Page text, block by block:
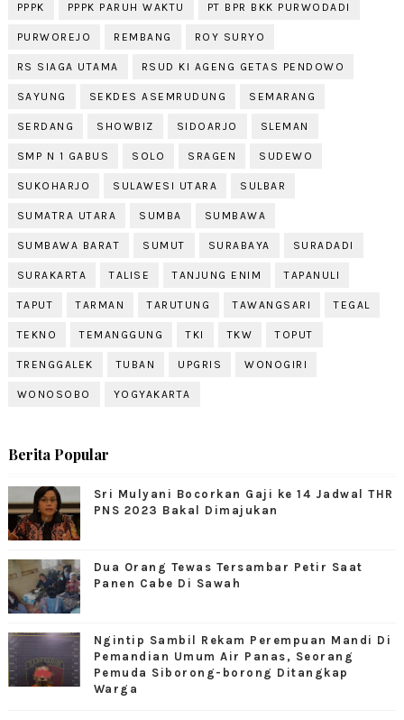
PPPK PPPK PARUH WAKTU PT BPR BKK PURWODADI
PURWOREJO REMBANG ROY SURYO
RS SIAGA UTAMA RSUD KI AGENG GETAS PENDOWO
SAYUNG SEKDES ASEMRUDUNG SEMARANG
SERDANG SHOWBIZ SIDOARJO SLEMAN
SMP N 1 GABUS SOLO SRAGEN SUDEWO
SUKOHARJO SULAWESI UTARA SULBAR
SUMATRA UTARA SUMBA SUMBAWA
SUMBAWA BARAT SUMUT SURABAYA SURADADI
SURAKARTA TALISE TANJUNG ENIM TAPANULI
TAPUT TARMAN TARUTUNG TAWANGSARI TEGAL
TEKNO TEMANGGUNG TKI TKW TOPUT
TRENGGALEK TUBAN UPGRIS WONOGIRI
WONOSOBO YOGYAKARTA
Berita Popular
Sri Mulyani Bocorkan Gaji ke 14 Jadwal THR
PNS 2023 Bakal Dimajukan
Dua Orang Tewas Tersambar Petir Saat
Panen Cabe Di Sawah
Ngintip Sambil Rekam Perempuan Mandi Di
Pemandian Umum Air Panas, Seorang
Pemuda Siborong-borong Ditangkap
Warga